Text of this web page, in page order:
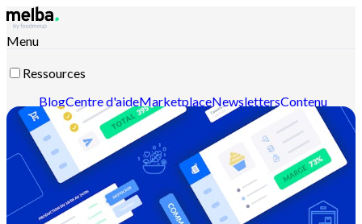
Menu
Ressources
BlogCentre d'aideMarketplaceNewslettersContenu
intelligentDocumentation APIDocumentation MCP
Contactez-nousDécouvrir melba